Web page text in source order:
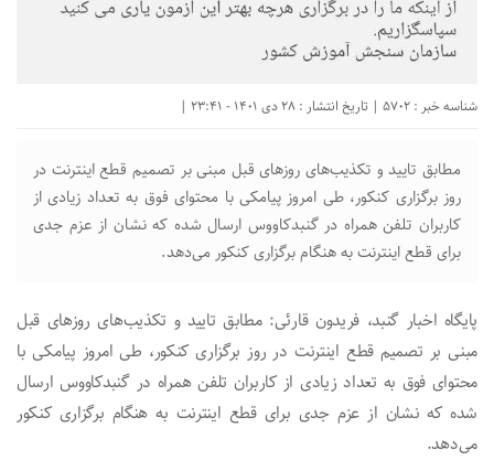
شناسه خبر : 5702 | تاریخ انتشار : 28 دی 1401 - 23:41 |
مطابق‌ تایید و تکذیب‌های روزهای قبل مبنی بر تصمیم قطع‌ اینترنت در‌
روز برگزاری کنکور، طی امروز‌ پیامکی با محتوای فوق به تعداد زیادی از
کاربران تلفن همراه در‌ گنبدکاووس ارسال شده که نشان‌ از عزم جدی
برای قطع اینترنت به هنگام برگزاری‌ کنکور می‌دهد.
پایگاه اخبار گنبد، فریدون قارئی: مطابق‌ تایید و تکذیب‌های روزهای قبل
مبنی بر تصمیم قطع‌ اینترنت در‌ روز برگزاری کنکور، طی امروز‌ پیامکی با
محتوای فوق به تعداد زیادی از کاربران تلفن همراه در‌ گنبدکاووس ارسال
شده که نشان‌ از عزم جدی برای قطع اینترنت به هنگام برگزاری‌ کنکور
می‌دهد.